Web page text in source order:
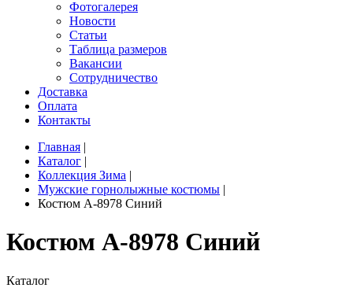
Фотогалерея
Новости
Статьи
Таблица размеров
Вакансии
Сотрудничество
Доставка
Оплата
Контакты
Главная |
Каталог |
Коллекция Зима |
Мужские горнолыжные костюмы |
Костюм A-8978 Синий
Костюм A-8978 Синий
Каталог